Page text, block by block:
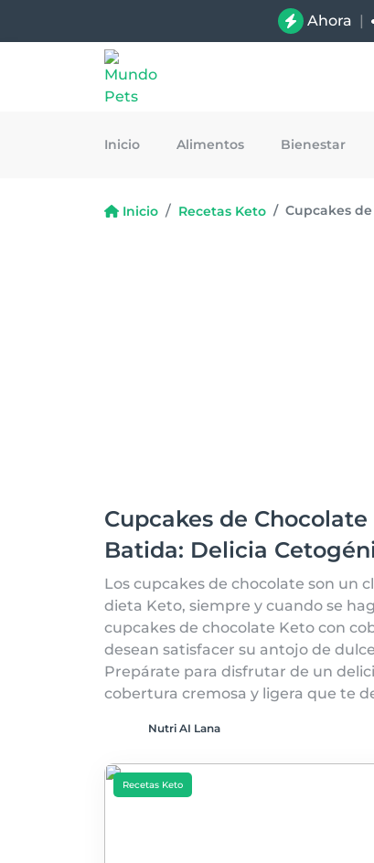
Ahora |
Inicio Alimentos Bienestar
Inicio Recetas Keto Cupcakes
Cupcakes de
Batida: Delicia
Los cupcakes de chocolate son un
dieta Keto, siempre y cuando se
cupcakes de chocolate Keto con
desean satisfacer su antojo de
Prepárate para disfrutar de un
cobertura cremosa y ligera que te
Nutri AI Lana
Recetas Keto